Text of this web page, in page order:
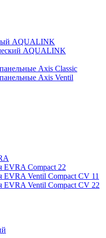
AQUALINK
AQUALINK
Axis Classic
Axis Ventil
EVRA Compact 22
EVRA Ventil Compact CV 11
EVRA Ventil Compact CV 22